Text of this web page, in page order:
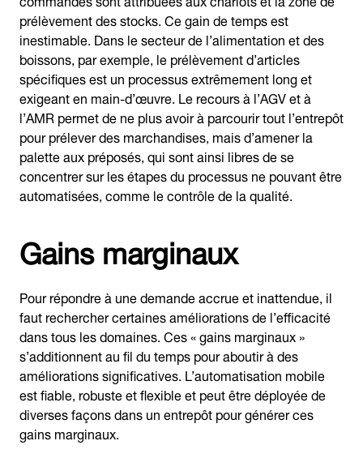
prélèvement des stocks. Ce gain de temps est
inestimable. Dans le secteur de l’alimentation et des
boissons, par exemple, le prélèvement d’articles
spécifiques est un processus extrêmement long et
exigeant en main-d’œuvre. Le recours à l’AGV et à
l’AMR permet de ne plus avoir à parcourir tout l’entrepôt
pour prélever des marchandises, mais d’amener la
palette aux préposés, qui sont ainsi libres de se
concentrer sur les étapes du processus ne pouvant être
automatisées, comme le contrôle de la qualité.
Gains marginaux
Pour répondre à une demande accrue et inattendue, il
faut rechercher certaines améliorations de l’efficacité
dans tous les domaines. Ces « gains marginaux »
s’additionnent au fil du temps pour aboutir à des
améliorations significatives. L’automatisation mobile
est fiable, robuste et flexible et peut être déployée de
diverses façons dans un entrepôt pour générer ces
gains marginaux.